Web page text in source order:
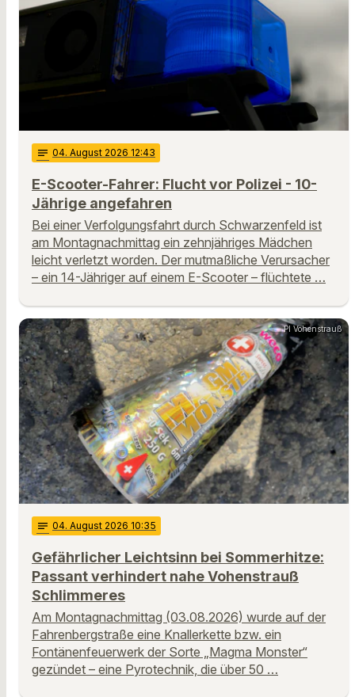
notes 04. August 2026 12:43
E-Scooter-Fahrer: Flucht vor Polizei - 10-
Jährige angefahren
Bei einer Verfolgungsfahrt durch Schwarzenfeld ist
am Montagnachmittag ein zehnjähriges Mädchen
leicht verletzt worden. Der mutmaßliche Verursacher
– ein 14-Jähriger auf einem E-Scooter – flüchtete …
PI Vohenstrauß
notes 04. August 2026 10:35
Gefährlicher Leichtsinn bei Sommerhitze:
Passant verhindert nahe Vohenstrauß
Schlimmeres
Am Montagnachmittag (03.08.2026) wurde auf der
Fahrenbergstraße eine Knallerkette bzw. ein
Fontänenfeuerwerk der Sorte „Magma Monster“
gezündet – eine Pyrotechnik, die über 50 …